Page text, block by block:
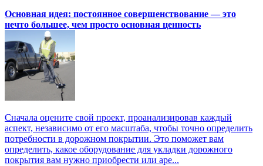
Основная идея: постоянное совершенствование — это
нечто большее, чем просто основная ценность
Сначала оцените свой проект, проанализировав каждый
аспект, независимо от его масштаба, чтобы точно определить
потребности в дорожном покрытии. Это поможет вам
определить, какое оборудование для укладки дорожного
покрытия вам нужно приобрести или аре...